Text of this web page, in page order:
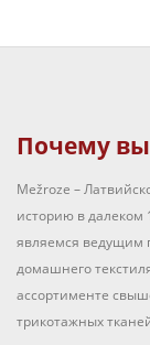
Почему
Mežroze –
историю в далеком
являемся ведущим
домашнего
ассортименте
трикотажных